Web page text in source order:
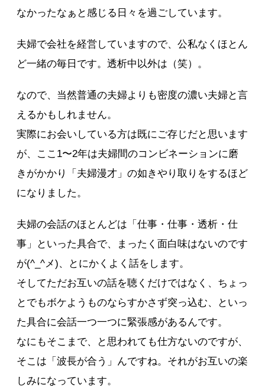
なかったなぁと感じる日々を過ごしています。
夫婦で会社を経営していますので、公私なくほとん
ど一緒の毎日です。透析中以外は（笑）。
なので、当然普通の夫婦よりも密度の濃い夫婦と言
えるかもしれません。
実際にお会いしている方は既にご存じだと思います
が、ここ1〜2年は夫婦間のコンビネーションに磨
きがかかり「夫婦漫才」の如きやり取りをするほど
になりました。
夫婦の会話のほとんどは「仕事・仕事・透析・仕
事」といった具合で、まったく面白味はないのです
が(^_^メ)、とにかくよく話をします。
そしてただお互いの話を聴くだけではなく、ちょっ
とでもボケようものならすかさず突っ込む、といっ
た具合に会話一つ一つに緊張感があるんです。
なにもそこまで、と思われても仕方ないのですが、
そこは「波長が合う」んですね。それがお互いの楽
しみになっています。